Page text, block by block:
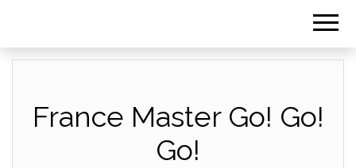
France Master Go! Go!
Go!